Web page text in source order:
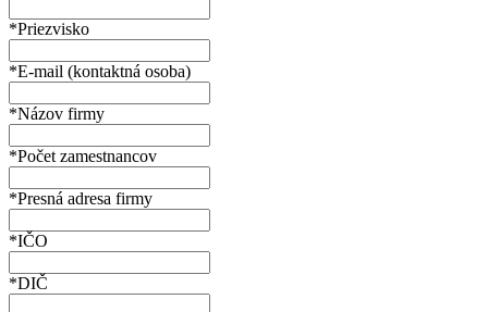
*Priezvisko
*E-mail (kontaktná osoba)
*Názov firmy
*Počet zamestnancov
*Presná adresa firmy
*IČO
*DIČ